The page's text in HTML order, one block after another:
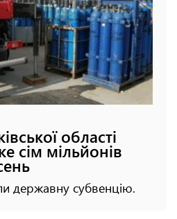
області
сім мільйонів
державну субвенцію.